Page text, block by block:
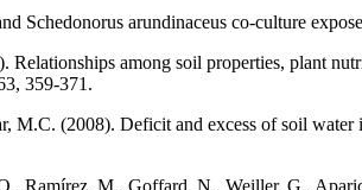
Schedonorus arundinaceus co-culture
among soil properties, plant
359-371.
M.C. (2008). Deficit and excess of soil